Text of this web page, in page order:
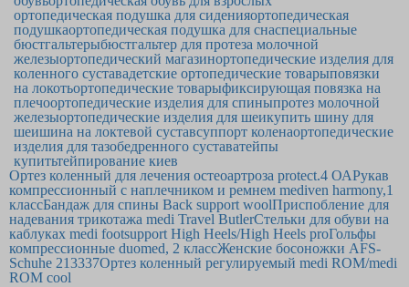
ортопедическая подушка для сиденияортопедическая
подушкаортопедическая подушка для снаспециальные
бюстгальтерыбюстгальтер для протеза молочной
железыортопедический магазинортопедические изделия для
коленного суставадетские ортопедические товарыповязки
на локотьортопедические товарыфиксирующая повязка на
плечоортопедические изделия для спиныпротез молочной
железыортопедические изделия для шеикупить шину для
шеишина на локтевой суставсуппорт коленаортопедические
изделия для тазобедренного суставатейпы
купитьтейпирование киев
Ортез коленный для лечения остеоартроза protect.4 ОАРукав
компрессионный с наплечником и ремнем mediven harmony,1
классБандаж для спины Back support woolПриспобление для
надевания трикотажа medi Travel ButlerСтельки для обуви на
каблуках medi footsupport High Heels/High Heels proГольфы
компрессионные duomed, 2 классЖенские босоножки AFS-
Schuhe 213337Ортез коленный регулируемый medi ROM/medi
ROM cool